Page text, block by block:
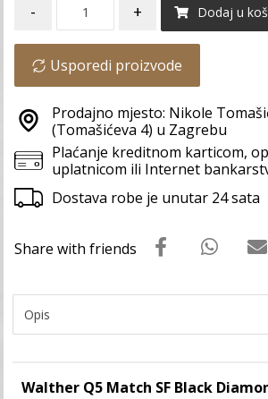
- + Dodaj u
Usporedi proizvode
Prodajno mjesto: Nikole
(Tomašićeva 4) u Zagrebu
Plaćanje kreditnom karticom,
uplatnicom ili Internet
Dostava robe je unutar 24 sata
Walther Q5 Match SF Black